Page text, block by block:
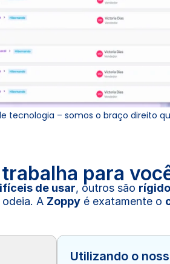
tecnologia – somos o braço direito
para
de usar, outros são
A Zoppy é exatamente o
Utilizando o